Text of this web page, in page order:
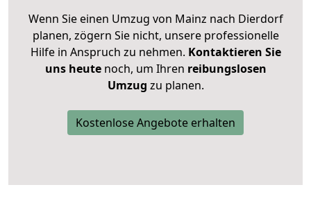
Wenn Sie einen Umzug von Mainz nach Dierdorf
planen, zögern Sie nicht, unsere professionelle
Hilfe in Anspruch zu nehmen. Kontaktieren Sie
uns heutenoch, um Ihren reibungslosen
Umzug zu planen.
Kostenlose Angebote erhalten